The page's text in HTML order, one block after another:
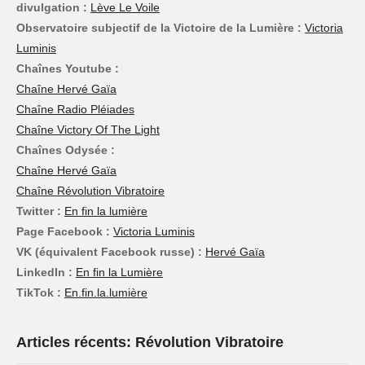
divulgation : Lève Le Voile
Observatoire subjectif de la Victoire de la Lumière : Victoria
Luminis
Chaînes Youtube :
Chaîne Hervé Gaïa
Chaîne Radio Pléiades
Chaîne Victory Of The Light
Chaînes Odysée :
Chaîne Hervé Gaïa
Chaîne Révolution Vibratoire
Twitter : En fin la lumière
Page Facebook : Victoria Luminis
VK (équivalent Facebook russe) : Hervé Gaïa
LinkedIn : En fin la Lumière
TikTok : En.fin.la.lumière
Articles récents: Révolution Vibratoire